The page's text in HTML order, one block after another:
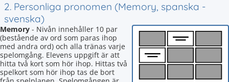
2. Personliga pronomen (Memory, spanska -
svenska)
Memory - Nivån innehåller 10 par
(bestående av ord som paras ihop
med andra ord) och alla tränas varje
spelomgång. Elevens uppgift är att
hitta två kort som hör ihop. Hittas två
spelkort som hör ihop tas de bort